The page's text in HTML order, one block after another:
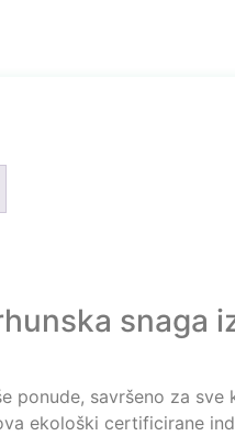
snaga
ponude, savršeno za
ekološki certificirane